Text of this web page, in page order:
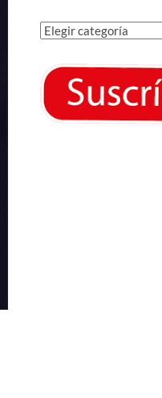
Categorías